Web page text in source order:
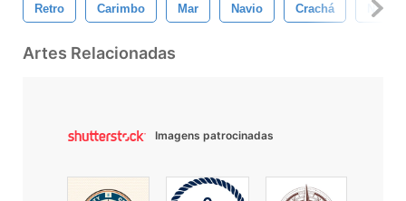
Retro Carimbo Mar Navio Crachá
Artes Relacionadas
Imagens patrocinadas